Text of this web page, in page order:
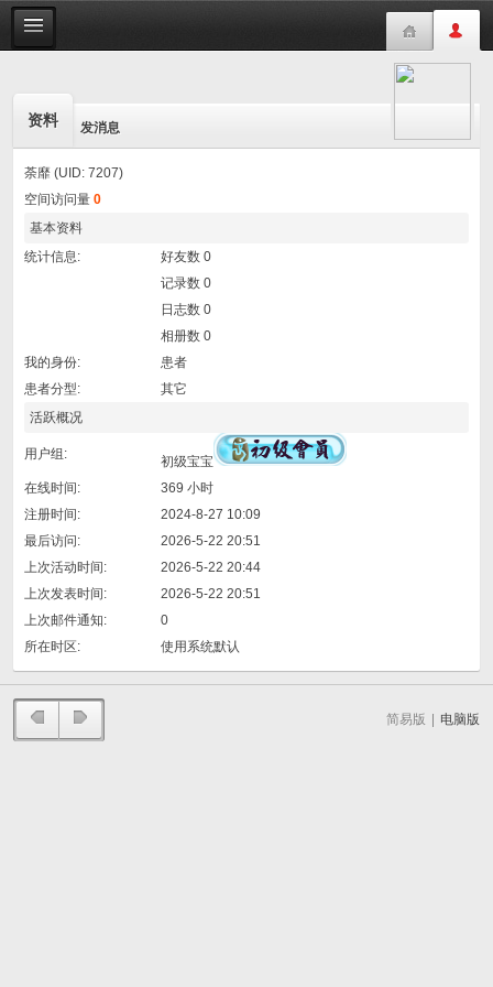
资料 发消息
荼靡 (UID: 7207)
空间访问量 0
基本资料
统计信息:
好友数 0
记录数 0
日志数 0
相册数 0
我的身份:
患者
患者分型:
其它
活跃概况
用户组:
初级宝宝
在线时间:
369 小时
注册时间:
2024-8-27 10:09
最后访问:
2026-5-22 20:51
上次活动时间:
2026-5-22 20:44
上次发表时间:
2026-5-22 20:51
上次邮件通知:
0
所在时区:
使用系统默认
简易版 电脑版